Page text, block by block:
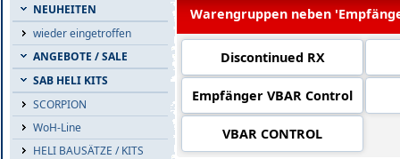
NEUHEITEN
wieder eingetroffen
ANGEBOTE / SALE
SAB HELI KITS
SCORPION
WoH-Line
HELI BAUSÄTZE / KITS
Warengruppen neben
Discontinued RX
Empfänger VBAR Control
VBAR CONTROL